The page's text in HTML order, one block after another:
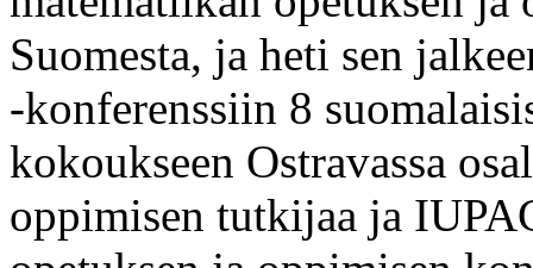
Suomesta, ja heti sen
-konferenssiin 8
kokoukseen Ostravassa
oppimisen tutkijaa ja